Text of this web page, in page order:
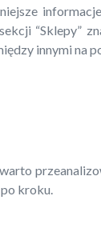
“Sklepy”
innymi na
kroku.